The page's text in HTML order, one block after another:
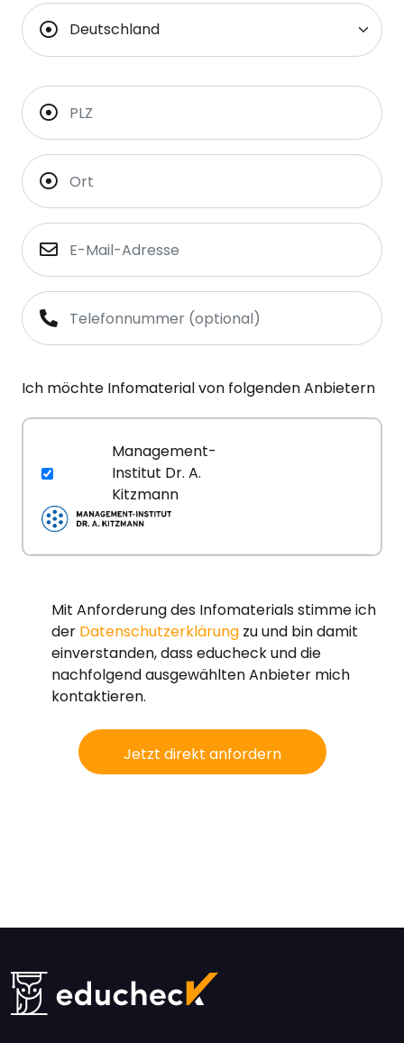
Ich möchte Infomaterial von folgenden Anbietern
Management-
Institut Dr. A.
Kitzmann
Mit Anforderung des Infomaterials stimme ich
der Datenschutzerklärung zu und bin damit
einverstanden, dass educheck und die
nachfolgend ausgewählten Anbieter mich
kontaktieren.
Jetzt direkt anfordern